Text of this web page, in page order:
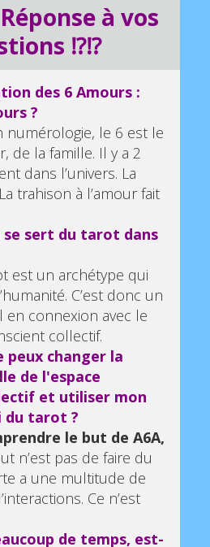
à vos
⁉️⁉️
des 6 Amours :
?
numérologie, le 6 est le
de la famille. Il y a 2
dans l’univers. La
trahison à l’amour fait
se sert du tarot dans
est un archétype qui
C’est donc un
en connexion avec le
collectif.
peux changer la
de l'espace
et utiliser mon
du tarot ?
le but de A6A,
n’est pas de faire du
a une multitude de
Ce n’est
de temps, est-